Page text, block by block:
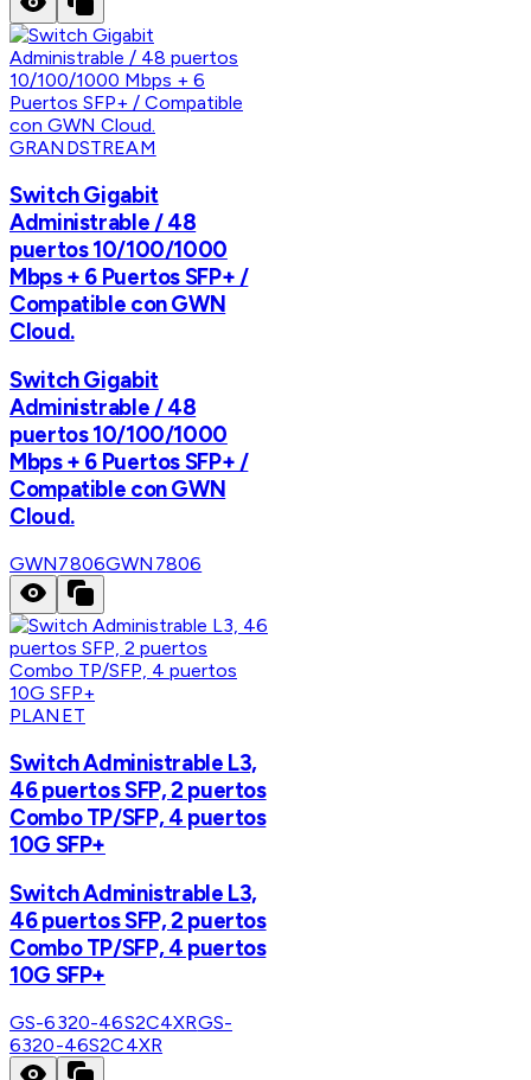
GRANDSTREAM
Switch Gigabit
Administrable / 48
puertos 10/100/1000
Mbps + 6 Puertos SFP+ /
Compatible con GWN
Cloud.
Switch Gigabit
Administrable / 48
puertos 10/100/1000
Mbps + 6 Puertos SFP+ /
Compatible con GWN
Cloud.
GWN7806GWN7806
PLANET
Switch Administrable L3,
46 puertos SFP, 2 puertos
Combo TP/SFP, 4 puertos
10G SFP+
Switch Administrable L3,
46 puertos SFP, 2 puertos
Combo TP/SFP, 4 puertos
10G SFP+
GS-6320-46S2C4XRGS-
6320-46S2C4XR